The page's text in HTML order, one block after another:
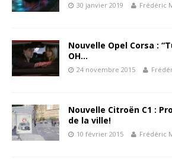
30 janvier 2019 Frédéric
Nouvelle Opel Corsa :
OH…
24 novembre 2015
Nouvelle Citroën C1 :
de la ville!
10 février 2015 Frédéric